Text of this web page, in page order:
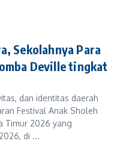
Sekolahnya Para
Deville tingkat
dan identitas daerah
Festival Anak Sholeh
Timur 2026 yang
di ...